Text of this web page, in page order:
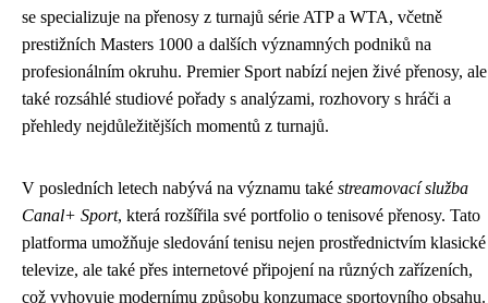
se specializuje na přenosy z turnajů série ATP a WTA, včetně
prestižních Masters 1000 a dalších významných podniků na
profesionálním okruhu. Premier Sport nabízí nejen živé přenosy, ale
také rozsáhlé studiové pořady s analýzami, rozhovory s hráči a
přehledy nejdůležitějších momentů z turnajů.
V posledních letech nabývá na významu také streamovací služba
Canal+ Sport, která rozšířila své portfolio o tenisové přenosy. Tato
platforma umožňuje sledování tenisu nejen prostřednictvím klasické
televize, ale také přes internetové připojení na různých zařízeních,
což vyhovuje modernímu způsobu konzumace sportovního obsahu.